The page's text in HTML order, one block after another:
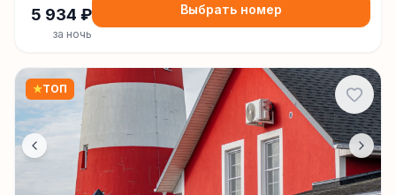
5 934 ₽
за ночь
Выбрать номер
★ТОП